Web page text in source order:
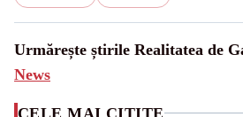
Urmărește știrile Realitatea de
News
CELE MAI CITITE